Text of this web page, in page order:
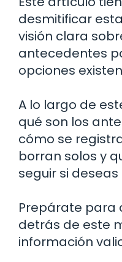
desmitificar
visión clara
antecedentes
opciones
A lo largo de
qué son los
cómo se
borran solos y
seguir si
Prepárate para
detrás de este
información